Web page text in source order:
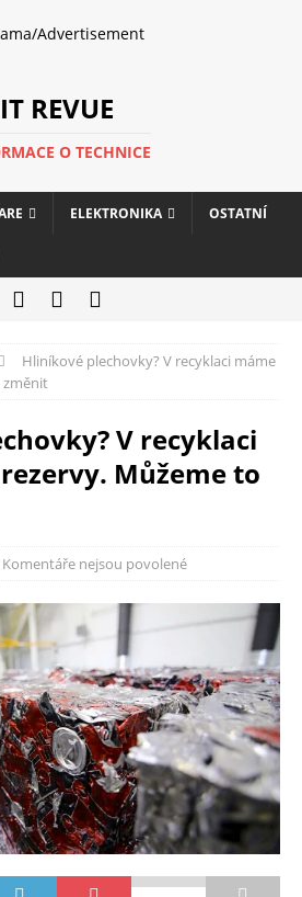
Advertisement
IT REVUE
O TECHNICE
ELEKTRONIKA OSTATNÍ
Hliníkové plechovky? V recyklaci máme
změnit
V recyklaci
Můžeme to
Komentáře nejsou povolené